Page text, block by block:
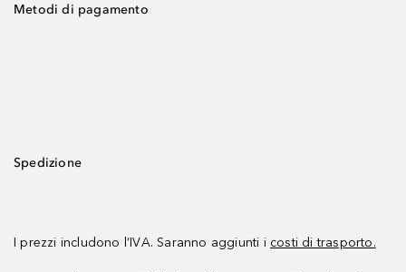
Metodi di pagamento
Spedizione
I prezzi includono l’IVA. Saranno aggiunti i costi di trasporto.